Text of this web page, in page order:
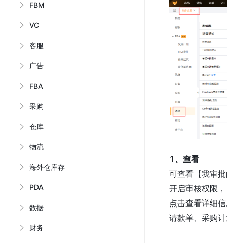
1、查看
可查看【我审
开启审核权限
点击查看详细
请款单、采购
FBM
VC
客服
广告
FBA
采购
仓库
物流
海外仓库存
PDA
数据
财务